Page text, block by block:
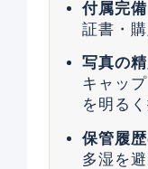
付属完備
証書・
写真の精
キャッ
を明るく
保管履
多湿を